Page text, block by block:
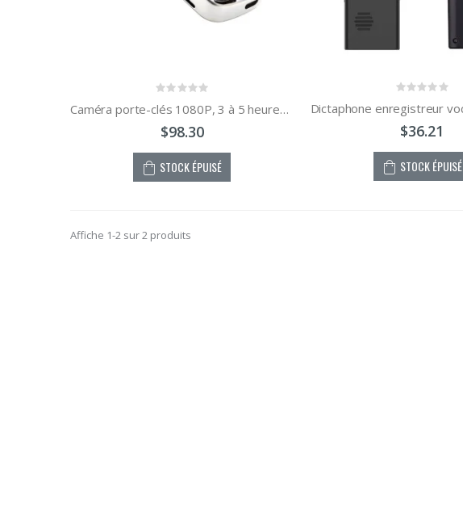
Caméra porte-clés 1080P, 3 à 5 heures, enregistreur vocal numérique Portable
$98.30
STOCK ÉPUISÉ
$36.21
STOCK ÉPUISÉ
Affiche 1-2 sur 2 produits